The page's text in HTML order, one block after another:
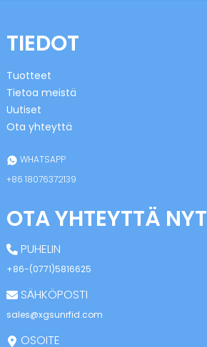
TIEDOT
Tuotteet
Tietoa meistä
Uutiset
Ota yhteyttä
WHATSAPP
+86 18076372139
OTA YHTEYTTÄ NYT
PUHELIN
+86-(0771)5816625
SÄHKÖPOSTI
sales@xgsunrfid.com
OSOITE